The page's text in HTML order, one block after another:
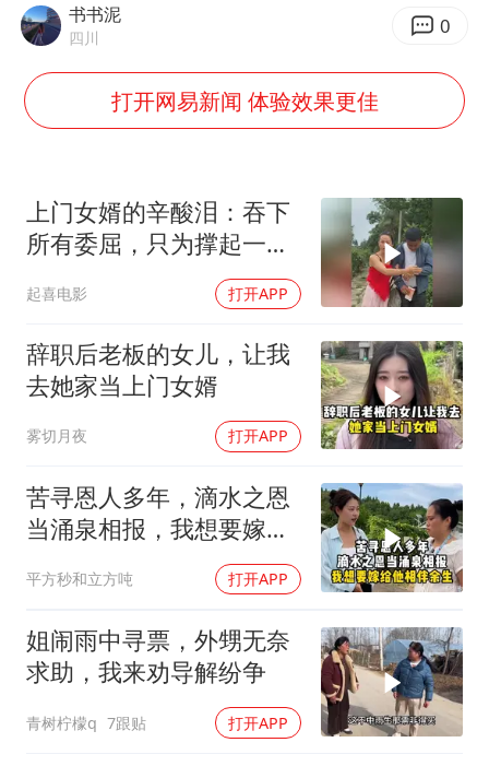
法国将禁止“未经同意的电话营销”
80后女柜员逆袭成4200亿银行副行长
27岁女子成组织卖淫集团主犯被通缉
女子利用漏洞0元薅走3000多件家电
贵州轮胎子公司获美国退税8136万
东方甄选被判赔偿江小白30万元
书书泥
四川 0
打开网易新闻 体验效果更佳
上门女婿的辛酸泪：吞下
所有委屈，只为撑起一个
起喜电影 打开APP
辞职后老板的女儿，让我
去她家当上门女婿
雾切月夜 打开APP
苦寻恩人多年，滴水之恩
当涌泉相报，我想要嫁给
平方秒和立方吨 打开APP
姐闹雨中寻票，外甥无奈
求助，我来劝导解纷争
青树柠檬q 7跟贴 打开APP